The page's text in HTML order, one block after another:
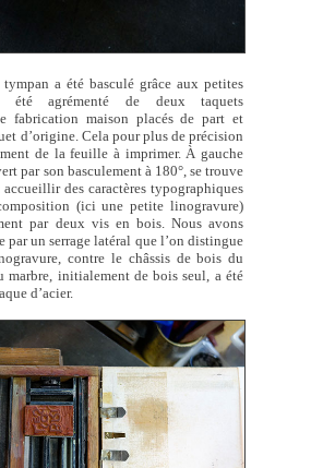
tympan a été basculé grâce aux petites
été agrémenté de deux taquets
fabrication maison placés de part et
d’origine. Cela pour plus de précision
de la feuille à imprimer. À gauche
par son basculement à 180°, se trouve
des caractères typographiques
(ici une petite linogravure)
par deux vis en bois. Nous avons
par un serrage latéral que l’on distingue
contre le châssis de bois du
marbre, initialement de bois seul, a été
d’acier.